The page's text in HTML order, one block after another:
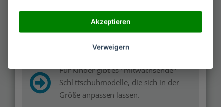
werden, damit der optimalen
Fahrkomfort gewährleistet sein kann.
Für Kinder gibt es "mitwachsende"
Schlittschuhmodelle, die sich in der
Größe anpassen lassen.
Akzeptieren
Verweigern